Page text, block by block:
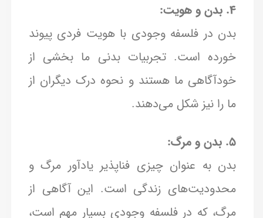
4. بدن و هویت:
بدن در فلسفه وجودی با هویت فردی پیوند
خورده است. تجربیات بدنی ما بخشی از
خودآگاهی ما هستند و نحوه درک دیگران از
ما را نیز شکل می‌دهند.
5. بدن و مرگ:
بدن به عنوان چیزی فناپذیر یادآور مرگ و
محدودیت‌های زندگی است. این آگاهی از
مرگ، که در فلسفه وجودی بسیار مهم است،